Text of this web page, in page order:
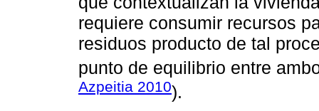
requiere consumir recursos
residuos producto de tal
punto de equilibrio entre
Azpeitia 2010).